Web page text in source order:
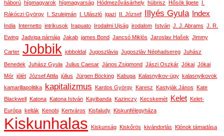
háború hígmagyarok hígmagyarság Hódmezővásárhely hübrisz Hősök ligete
Rákóczi György
I. Szulejmán I. Ulászló igazi II. József Illyés Gyula Index
India Internetto intrikusok Irapuato Irodalmi Ujság irodalom István J. J. Abrams J. R.
Ewing Jadviga párnája Jakab james Bond Jancsó Miklós Jaroslav Hašek Jimmy
Carter Jobbik jobboldal Jugoszlávia Jugoszláv Néphadsereg Juhász
Benedek Juhász Gyula Julius Caesar János Zsigmond Jászi Oszkár Jókai Jókai
Mór jólét József Attila július Jürgen Böcking Kabuga Kalasnyikov-ügy kalasnyikovok
kamarillapolitika kapitalizmus Kardos György Karesz Kastyják János
Kate
Blackwell
Katona Katona István Kayibanda Kazinczy Kecskemét Kelet
Kelet-
Európa kelták Kenobi Kertváros Kisfaludy Kiskunfélegyháza
Kiskunhalas Kiskunság Kiskőrös kivándorlás Klónok támadása